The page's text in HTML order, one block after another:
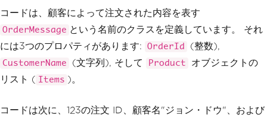
class
Program
static
async Task Main( string [] ar
gs)
// Assume the bus connection i
var bus = RabbitHutch.CreateBu
コードは、顧客によって注文された内容を表す
OrderMessage という名前のクラスを定義しています。 それ
には3つのプロパティがあります:
OrderId (整数),
CustomerName (文字列), そして Product
オブジェクトの
リスト ( Items )。
コードは次に、123の注文 ID、顧客名"ジョン・ドウ"、および